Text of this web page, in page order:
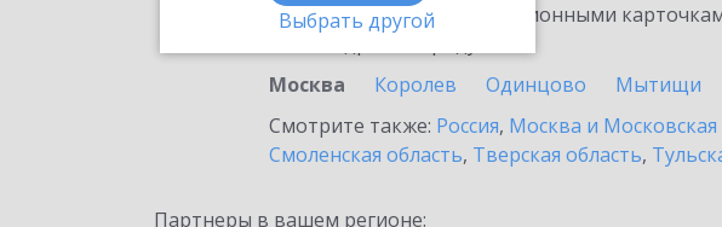
Выбрать другой
Ознакомьтесь с информационными
Москва
Королев Одинцово Мытищи
Смотрите также: Россия, Москва и Московская
Смоленская область, Тверская область,
Партнеры в вашем регионе: